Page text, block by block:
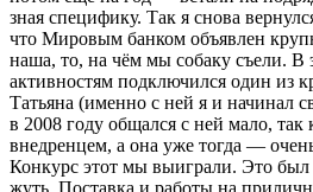
зная специфику. Так я снова
что Мировым банком объявлен
наша, то, на чём мы собаку съели.
активностям подключился один из
Татьяна (именно с ней я и начинал
в 2008 году общался с ней мало,
внедренцем, а она уже тогда —
Конкурс этот мы выиграли. Это
жуть. Поставка и работы на